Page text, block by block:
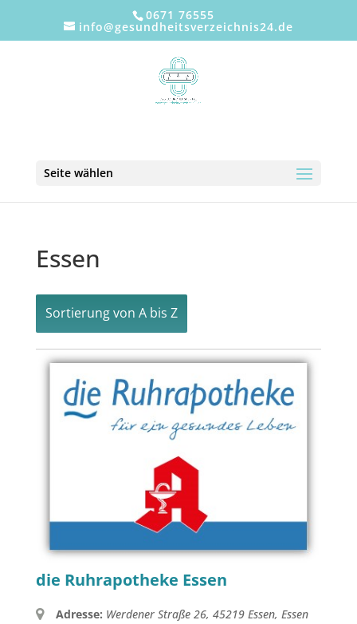
0671 76555
info@gesundheitsverzeichnis24.de
Seite wählen
Essen
Sortierung von A bis Z
die Ruhrapotheke Essen
Adresse: Werdener Straße 26, 45219 Essen, Essen